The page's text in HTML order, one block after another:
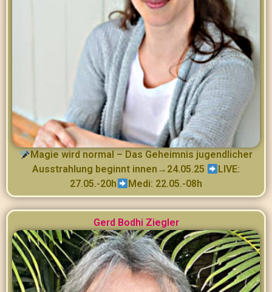
Magie wird normal – Das Geheimnis jugendlicher
Ausstrahlung beginnt innen→24.05.25
LIVE:
27.05.-20h
Medi: 22.05.-08h
Gerd Bodhi Ziegler